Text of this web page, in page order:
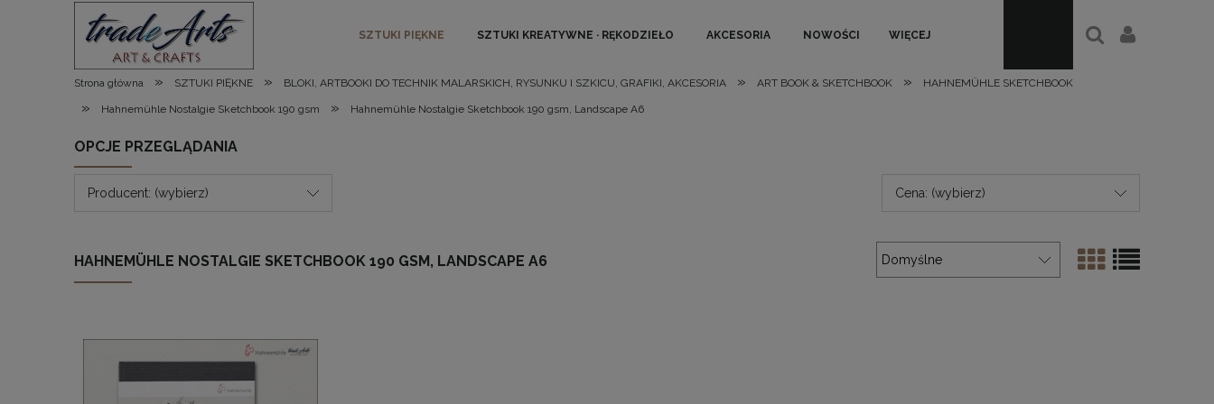
SZTUKI PIĘKNE SZTUKI KREATYWNE · RĘKODZIEŁO AKCESORIA NOWOŚCI WIĘCEJ
Strona główna » SZTUKI PIĘKNE » BLOKI, ARTBOOKI DO TECHNIK MALARSKICH, RYSUNKU I SZKICU, GRAFIKI, AKCESORIA » ART BOOK & SKETCHBOOK » HAHNEMÜHLE SKETCHBOOK
» Hahnemühle Nostalgie Sketchbook 190 gsm » Hahnemühle Nostalgie Sketchbook 190 gsm, Landscape A6
OPCJE PRZEGLĄDANIA
Producent: (wybierz) Cena: (wybierz)
HAHNEMÜHLE NOSTALGIE SKETCHBOOK 190 GSM, LANDSCAPE A6